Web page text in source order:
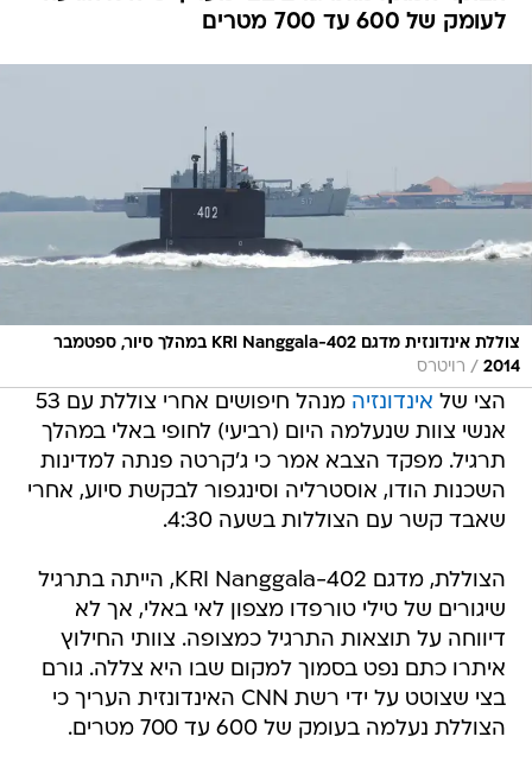
לעומק של 600 עד 700 מטרים
צוללת אינדונזית מדגם KRI Nanggala-402 במהלך סיור, ספטמבר
2014
/ רויטרס
הצי של אינדונזיה
מנהל חיפושים אחרי צוללת עם 53
אנשי צוות שנעלמה היום (רביעי) לחופי באלי במהלך
תרגיל. מפקד הצבא אמר כי ג'קרטה פנתה למדינות
השכנות הודו, אוסטרליה וסינגפור לבקשת סיוע, אחרי
שאבד קשר עם הצוללות בשעה 4:30.
הצוללת, מדגם KRI Nanggala-402, הייתה בתרגיל
שיגורים של טילי טורפדו מצפון לאי באלי, אך לא
דיווחה על תוצאות התרגיל כמצופה. צוותי החילוץ
איתרו כתם נפט בסמוך למקום שבו היא צללה. גורם
בצי שצוטט על ידי רשת CNN האינדונזית העריך כי
הצוללת נעלמה בעומק של 600 עד 700 מטרים.